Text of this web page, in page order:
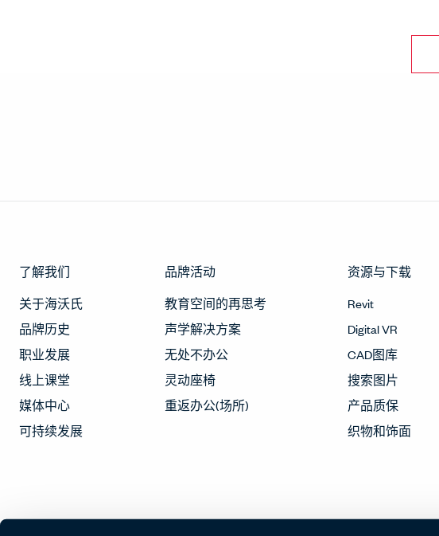
了解我们
关于海沃氏
品牌历史
职业发展
线上课堂
媒体中心
可持续发展
品牌活动
教育空间的再思考
声学解决方案
无处不办公
灵动座椅
重返办公(场所)
资源与下载
Revit
Digital VR
CAD图库
搜索图片
产品质保
织物和饰面